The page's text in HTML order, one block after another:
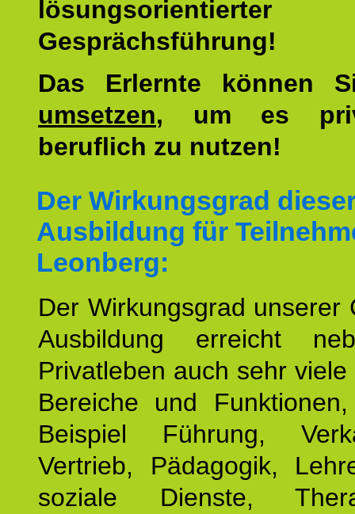
lösungsorientierter
Gesprächsführung!
Das Erlernte können
umsetzen, um es
beruflich zu nutzen!
Der Wirkungsgrad
Ausbildung für
Leonberg:
Der Wirkungsgrad unserer
Ausbildung erreicht
Privatleben auch sehr
Bereiche und
Beispiel Führung,
Vertrieb, Pädagogik,
soziale Dienste,